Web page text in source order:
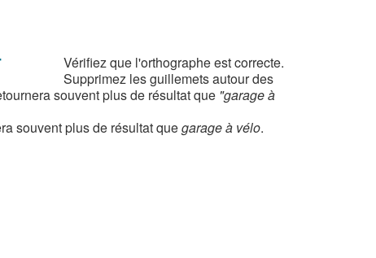
Vérifiez que l'orthographe est correcte.
Supprimez les guillemets autour des
souvent plus de résultat que "garage à
souvent plus de résultat quegarage à vélo.